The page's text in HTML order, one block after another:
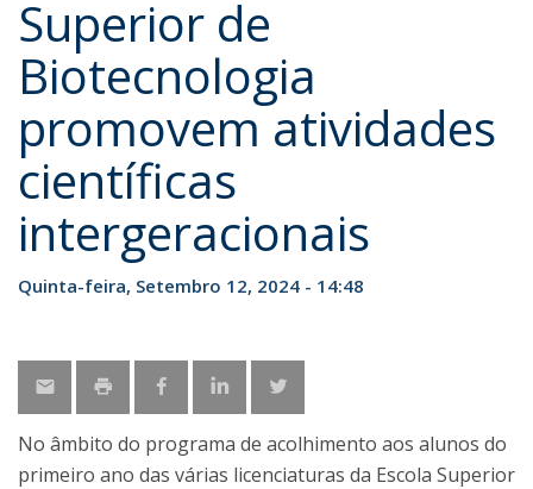
Superior de
Biotecnologia
promovem atividades
científicas
intergeracionais
Quinta-feira, Setembro 12, 2024 - 14:48
No âmbito do programa de acolhimento aos alunos do
primeiro ano das várias licenciaturas da Escola Superior